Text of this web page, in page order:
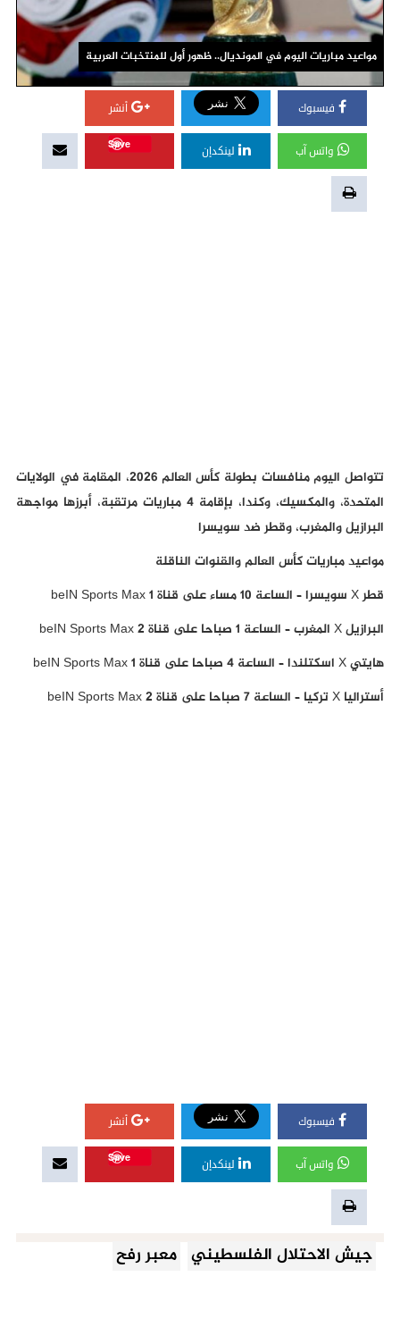
مواعيد مباريات اليوم في المونديال.. ظهور أول للمنتخبات العربية
فيسبوك أنشر
واتس آب لينكدإن
Save
تتواصل اليوم منافسات بطولة كأس العالم 2026، المقامة في الولايات
المتحدة، والمكسيك، وكندا، بإقامة 4 مباريات مرتقبة، أبرزها مواجهة
البرازيل والمغرب، وقطر ضد سويسرا
مواعيد مباريات كأس العالم والقنوات الناقلة
قطر X سويسرا – الساعة 10 مساء على قناة beIN Sports Max 1
البرازيل X المغرب – الساعة 1 صباحا على قناة beIN Sports Max 2
هايتي X اسكتلندا – الساعة 4 صباحا على قناة beIN Sports Max 1
أستراليا X تركيا – الساعة 7 صباحا على قناة beIN Sports Max 2
فيسبوك أنشر
واتس آب لينكدإن
Save
جيش الاحتلال الفلسطيني معبر رفح